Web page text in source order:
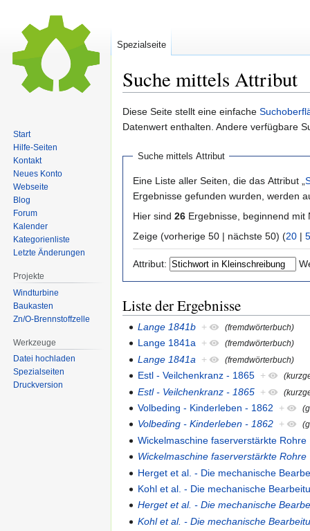
Suche mittels Attribut
Zur
Navigation
Zur
Suche
Diese Seite stellt eine einfache
Datenwert enthalten. Andere verfügbare
Suche mittels Attribut
Eine Liste aller Seiten, die das Attribut „
Ergebnisse gefunden wurden, werden
Hier sind 26 Ergebnisse, beginnend
Zeige (vorherige 50 | nächste 50) (20 |
Attribut:
Liste der Ergebnisse
Lange 1841b + (fremdwörterbuch)
Lange 1841a + (fremdwörterbuch)
Lange 1841a + (fremdwörterbuch)
Estl - Veilchenkranz - 1865 +
Estl - Veilchenkranz - 1865 +
Volbeding - Kinderleben - 1862 +
Volbeding - Kinderleben - 1862 +
Wickelmaschine faserverstärkte Rohre
Wickelmaschine faserverstärkte Rohre
Herget et al. - Die mechanische
Kohl et al. - Die mechanische
Herget et al. - Die mechanische
Kohl et al. - Die mechanische
Spezialseite
Start
Hilfe-Seiten
Kontakt
Neues Konto
Webseite
Blog
Forum
Kalender
Kategorienliste
Letzte Änderungen
Projekte
Windturbine
Baukasten
Zn/O-Brennstoffzelle
Werkzeuge
Datei hochladen
Spezialseiten
Druckversion